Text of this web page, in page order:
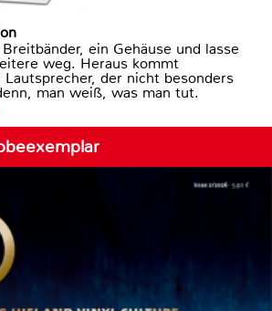
ein Gehäuse und lasse
weg. Heraus kommt
der nicht besonders
man weiß, was man tut.